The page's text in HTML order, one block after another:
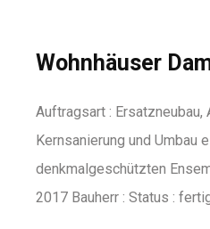
Wohnhäuser
Auftragsart : Ersatzneubau,
Kernsanierung und Umbau
denkmalgeschützten
2017 Bauherr : Status :